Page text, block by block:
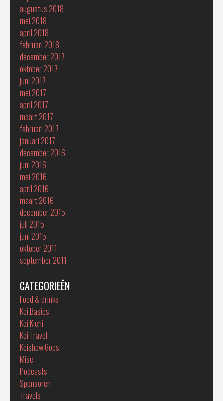
augustus 2018
mei 2018
april 2018
februari 2018
december 2017
oktober 2017
juni 2017
mei 2017
april 2017
maart 2017
februari 2017
januari 2017
december 2016
juni 2016
mei 2016
april 2016
maart 2016
december 2015
juli 2015
juni 2015
oktober 2011
september 2011
CATEGORIEËN
Food & drinks
Koi Basics
Koi Kichi
Koi Travel
Koishow Goes
Misc
Podcasts
Sponsoren
Travels